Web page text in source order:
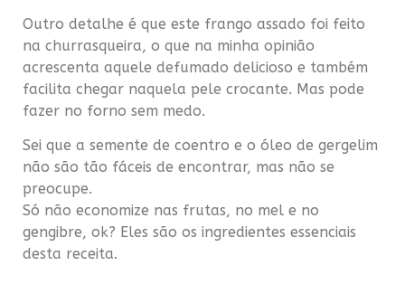
Outro detalhe é que este frango assado foi feito
na churrasqueira, o que na minha opinião
acrescenta aquele defumado delicioso e também
facilita chegar naquela pele crocante. Mas pode
fazer no forno sem medo.
Sei que a semente de coentro e o óleo de gergelim
não são tão fáceis de encontrar, mas não se
preocupe.
Só não economize nas frutas, no mel e no
gengibre, ok? Eles são os ingredientes essenciais
desta receita.